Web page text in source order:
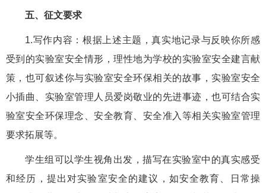
五、征文要求
1.写作内容：根据上述主题，真实地记录与反映你所感
受到的实验室安全情形，理性地为学校的实验室安全建言献
策，也可叙述你与实验室安全环保相关的故事，实验室安全
小插曲、实验室管理人员爱岗敬业的先进事迹，也可结合实
验室安全环保理念、安全教育、安全准入等相关实验室管理
要求拓展等。
学生组可以学生视角出发，描写在实验室中的真实感受
和经历，提出对实验室安全的建议，如安全教育、日常操